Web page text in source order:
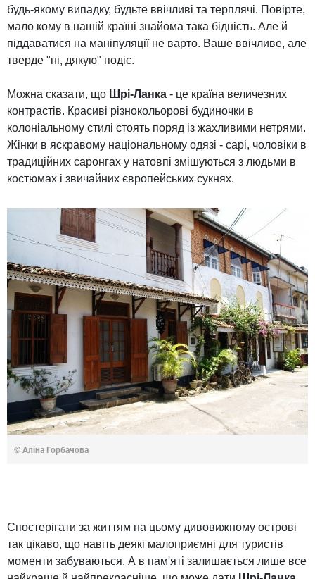
будь-якому випадку, будьте ввічливі та терплячі. Повірте,
мало кому в нашій країні знайома така бідність. Але й
піддаватися на маніпуляції не варто. Ваше ввічливе, але
тверде "ні, дякую" подіє.
Можна сказати, що Шрі-Ланка - це країна величезних
контрастів. Красиві різнокольорові будиночки в
колоніальному стилі стоять поряд із жахливими нетрями.
Жінки в яскравому національному одязі - сарі, чоловіки в
традиційних саронгах у натовпі змішуються з людьми в
костюмах і звичайних європейських сукнях.
© Аліна Горбачова
Спостерігати за життям на цьому дивовижному острові
так цікаво, що навіть деякі малоприємні для туристів
моменти забуваються. А в пам'яті залишається лише все